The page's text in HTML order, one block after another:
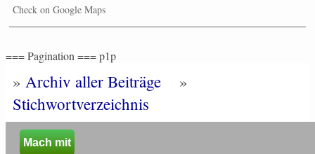
Check on Google Maps
=== Pagination === p1p
» Archiv aller Beiträge
»
Stichwortverzeichnis
Mach mit